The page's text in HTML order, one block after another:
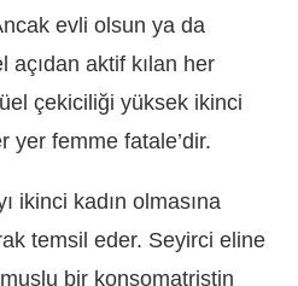
evli olsun ya da
açıdan aktif kılan her
çekiciliği yüksek ikinci
yer femme fatale’dir.
ikinci kadın olmasına
temsil eder. Seyirci eline
bir konsomatristin